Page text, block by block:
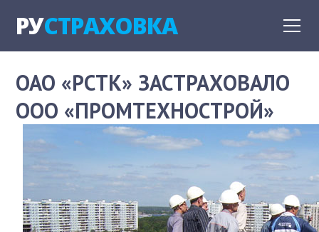
РУСТРАХОВКА
ОАО «РСТК» ЗАСТРАХОВАЛО
ООО «ПРОМТЕХНОСТРОЙ»